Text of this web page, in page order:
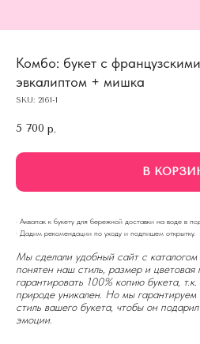
Комбо: букет с
эвкалиптом + мишка
SKU: 2161-1
5 700 р.
В
· Аквапак к букету для бережной доставки на воде в
· Дадим рекомендации по уходу и подпишем открытку.
Мы сделали удобный сайт с каталогом
понятен наш стиль, размер и
гарантировать 100% копию букета,
природе уникален. Но мы
стиль вашего букета, чтобы он
эмоции.